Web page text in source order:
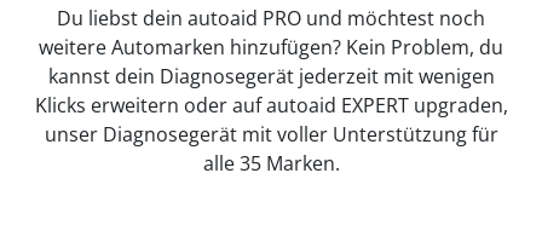
Du liebst dein autoaid PRO und möchtest noch
weitere Automarken hinzufügen? Kein Problem, du
kannst dein Diagnosegerät jederzeit mit wenigen
Klicks erweitern oder auf autoaid EXPERT upgraden,
unser Diagnosegerät mit voller Unterstützung für
alle 35 Marken.